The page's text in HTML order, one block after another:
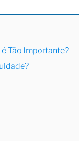
é Tão Importante?